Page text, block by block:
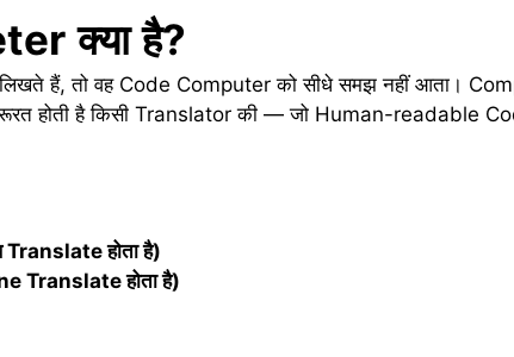
क्या है?
हैं, तो वह Code Computer को सीधे समझ नहीं आता।
होती है किसी Translator की — जो Human-readable
Translateहोताहै)
Translateहोताहै)